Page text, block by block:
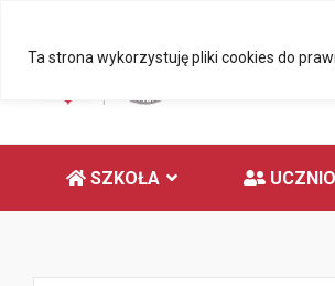
Ta strona wykorzystuję pliki cookies do
SZKOŁA